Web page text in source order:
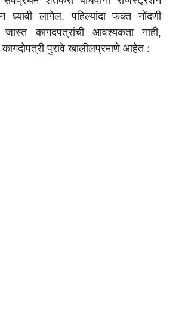
घ्यावी लागेल. पहिल्यांदा फक्त नोंदणी
जास्त कागदपत्रांची आवश्यकता नाही,
कागदोपत्री पुरावे खालीलप्रमाणे आहेत :